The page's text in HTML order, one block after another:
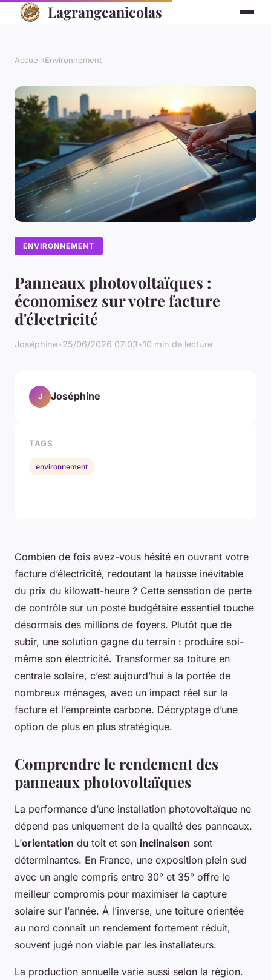
Lagrangeanicolas
Accueil›Environnement
ENVIRONNEMENT
Panneaux photovoltaïques :
économisez sur votre facture
d'électricité
Joséphine•25/06/2026 07:03•10 min de lecture
Combien de fois avez-vous hésité en ouvrant votre
facture d’électricité, redoutant la hausse inévitable
du prix du kilowatt-heure ? Cette sensation de perte
de contrôle sur un poste budgétaire essentiel touche
désormais des millions de foyers. Plutôt que de
subir, une solution gagne du terrain : produire soi-
même son électricité. Transformer sa toiture en
centrale solaire, c’est aujourd’hui à la portée de
nombreux ménages, avec un impact réel sur la
facture et l’empreinte carbone. Décryptage d’une
option de plus en plus stratégique.
Comprendre le rendement des
panneaux photovoltaïques
La performance d’une installation photovoltaïque ne
dépend pas uniquement de la qualité des panneaux.
L’orientation du toit et son inclinaison sont
déterminantes. En France, une exposition plein sud
avec un angle compris entre 30° et 35° offre le
meilleur compromis pour maximiser la capture
solaire sur l’année. À l’inverse, une toiture orientée
au nord connaît un rendement fortement réduit,
souvent jugé non viable par les installateurs.
La production annuelle varie aussi selon la région.
J Joséphine
TAGS
environnement